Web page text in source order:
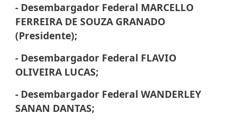
- Desembargador Federal MARCELLO
FERREIRA DE SOUZA GRANADO
(Presidente);
- Desembargador Federal FLAVIO
OLIVEIRA LUCAS;
- Desembargador Federal WANDERLEY
SANAN DANTAS;